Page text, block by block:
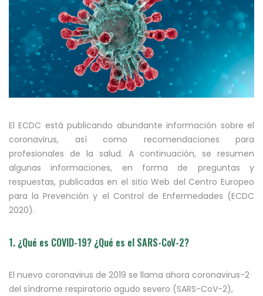
El ECDC está publicando abundante información sobre el
coronavirus, así como recomendaciones para
profesionales de la salud. A continuación, se resumen
algunas informaciones, en forma de preguntas y
respuestas, publicadas en el sitio Web del Centro Europeo
para la Prevención y el Control de Enfermedades (ECDC
2020).
1. ¿Qué es COVID-19? ¿Qué es el SARS-CoV-2?
El nuevo coronavirus de 2019 se llama ahora coronavirus-2
del síndrome respiratorio agudo severo (SARS-CoV-2),